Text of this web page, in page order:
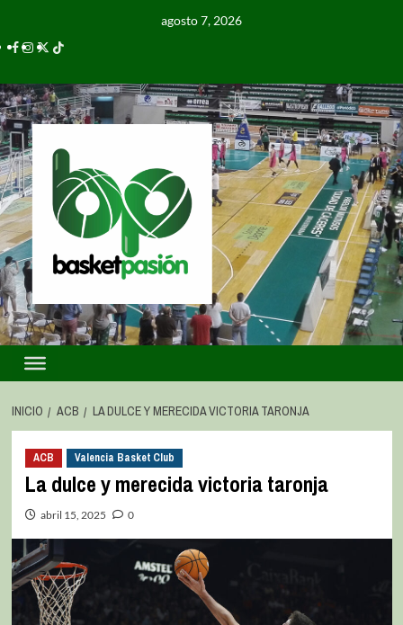
agosto 7, 2026
INICIO ACB LA DULCE Y MERECIDA VICTORIA TARONJA
ACB Valencia Basket Club
La dulce y merecida victoria taronja
abril 15, 2025 0